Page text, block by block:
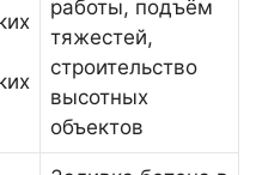
работы, подъём
тяжестей,
строительство
высотных
объектов